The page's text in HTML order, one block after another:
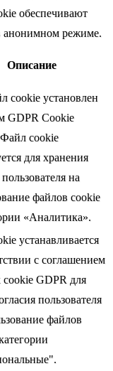
обеспечивают
анонимном режиме.
Описание
cookie установлен
GDPR Cookie
cookie
для хранения
на
файлов cookie
«Аналитика».
устанавливается
с соглашением
cookie GDPR для
пользователя
файлов